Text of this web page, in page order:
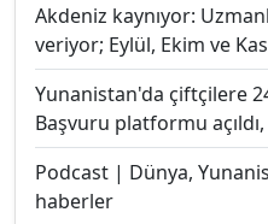
Akdeniz kaynıyor:
veriyor; Eylül, Ekim ve
Yunanistan'da çiftçilere
Başvuru platformu
Podcast | Dünya,
haberler